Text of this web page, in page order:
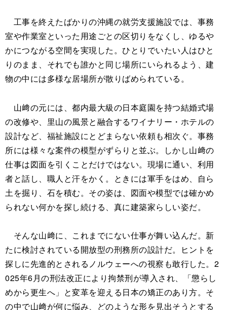
工事を終えたばかりの沖縄の就労支援施設では、事務
室や作業室といった用途ごとの区切りをなくし、ゆるや
かにつながる空間を実現した。ひとりでいたい人はひと
りのまま、それでも誰かと同じ場所にいられるよう、建
物の中には多様な居場所が散りばめられている。
山﨑の元には、都内最大級の日本庭園を持つ結婚式場
の改修や、里山の風景と融合するワイナリー・ホテルの
設計など、福祉施設にとどまらない依頼も相次ぐ。事務
所には様々な案件の模型がずらりと並ぶ。しかし山﨑の
仕事は図面を引くことだけではない。現場に通い、利用
者と話し、職人と汗をかく。ときには軍手をはめ、自ら
土を掘り、石を積む。その姿は、図面や模型では確かめ
られない何かを探し続ける、真に建築家らしい姿だ。
そんな山﨑に、これまでにない仕事が舞い込んだ。新
たに検討されている開放型の刑務所の設計だ。ヒントを
探しに先進的とされるノルウェーへの視察も敢行した。2
025年6月の刑法改正により拘禁刑が導入され、「懲らし
めから更生へ」と変革を迎える日本の矯正のあり方。そ
の中で山﨑が何に悩み、どのような形を見出そうとする